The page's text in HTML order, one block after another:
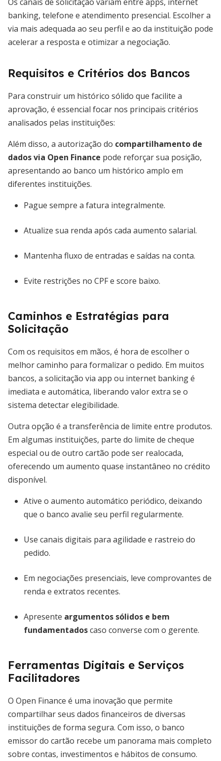
banking, telefone e atendimento presencial. Escolher a
via mais adequada ao seu perfil e ao da instituição pode
acelerar a resposta e otimizar a negociação.
Requisitos e Critérios dos Bancos
Para construir um histórico sólido que facilite a
aprovação, é essencial focar nos principais critérios
analisados pelas instituições:
Além disso, a autorização do compartilhamento de
dados via Open Finance pode reforçar sua posição,
apresentando ao banco um histórico amplo em
diferentes instituições.
Pague sempre a fatura integralmente.
Atualize sua renda após cada aumento salarial.
Mantenha fluxo de entradas e saídas na conta.
Evite restrições no CPF e score baixo.
Caminhos e Estratégias para
Solicitação
Com os requisitos em mãos, é hora de escolher o
melhor caminho para formalizar o pedido. Em muitos
bancos, a solicitação via app ou internet banking é
imediata e automática, liberando valor extra se o
sistema detectar elegibilidade.
Outra opção é a transferência de limite entre produtos.
Em algumas instituições, parte do limite de cheque
especial ou de outro cartão pode ser realocada,
oferecendo um aumento quase instantâneo no crédito
disponível.
Ative o aumento automático periódico, deixando
que o banco avalie seu perfil regularmente.
Use canais digitais para agilidade e rastreio do
pedido.
Em negociações presenciais, leve comprovantes de
renda e extratos recentes.
Apresente argumentos sólidos e bem
fundamentadoscaso converse com o gerente.
Ferramentas Digitais e Serviços
Facilitadores
O Open Finance é uma inovação que permite
compartilhar seus dados financeiros de diversas
instituições de forma segura. Com isso, o banco
emissor do cartão recebe um panorama mais completo
sobre contas, investimentos e hábitos de consumo.